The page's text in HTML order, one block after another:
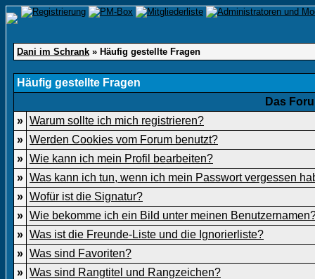
Dani im Schrank » Häufig gestellte Fragen
Häufig gestellte Fragen
Das
» Warum sollte ich mich registrieren?
» Werden Cookies vom Forum benutzt?
» Wie kann ich mein Profil bearbeiten?
» Was kann ich tun, wenn ich mein Passwort vergessen
» Wofür ist die Signatur?
» Wie bekomme ich ein Bild unter meinen
» Was ist die Freunde-Liste und die Ignorierliste?
» Was sind Favoriten?
» Was sind Rangtitel und Rangzeichen?